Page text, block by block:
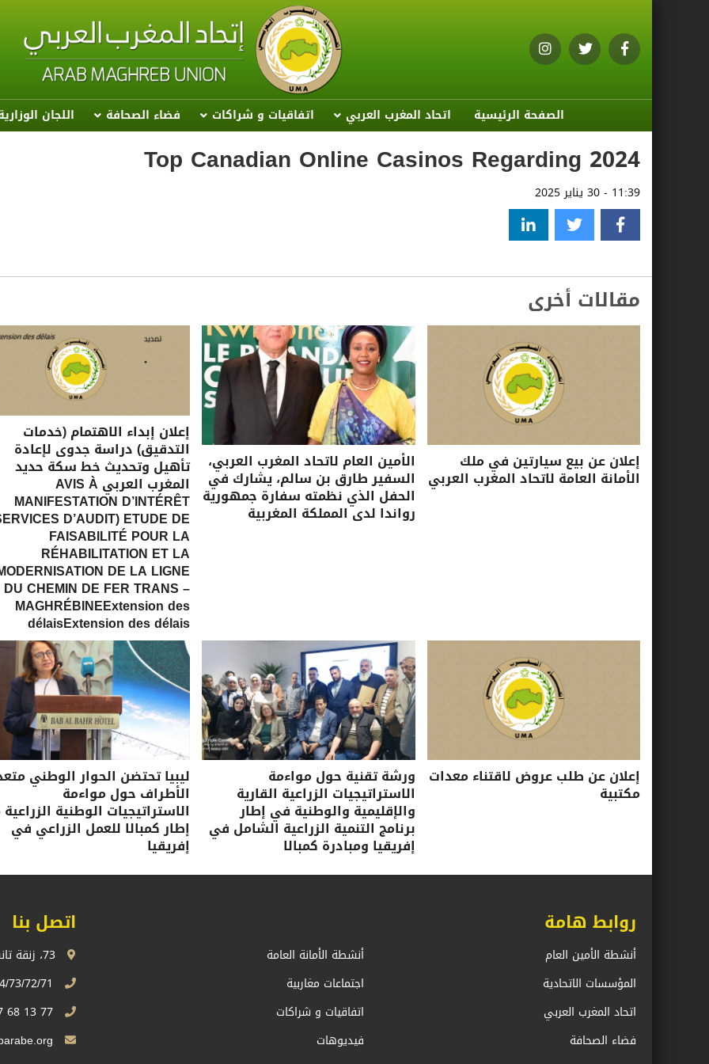
الصفحة الرئيسية اتحاد المغرب العربي اتفاقيات و شراكات فضاء الصحافة اللجان
Top Canadian Online Casinos Regarding 2024
11:39 - 30 يناير 2025
مقالات أخرى
إعلان عن بيع سيارتين في ملك
الأمانة العامة لاتحاد المغرب العربي
الأمين العام لاتحاد المغرب العربي،
السفير طارق بن سالم، يشارك في
الحفل الذي نظمته سفارة جمهورية
رواندا لدى المملكة المغربية
إعلان إبداء الاهتمام (خدمات
التدقيق) دراسة جدوى لإعادة
تأهيل وتحديث خط سكة حديد
المغرب العربي AVIS À
MANIFESTATION D’INTÉRÊT
D’AUDIT) ETUDE DE
FAISABILITÉ POUR LA
RÉHABILITATION ET LA
DE LA LIGNE
DU CHEMIN DE FER TRANS –
MAGHRÉBINEExtension des
délaisExtension des délais
إعلان عن طلب عروض لاقتناء معدات
مكتبية
ورشة تقنية حول مواءمة
الاستراتيجيات الزراعية القارية
والإقليمية والوطنية في إطار
برنامج التنمية الزراعية الشامل في
إفريقيا ومبادرة كمبالا
ليبيا تحتضن الحوار الوطني
الأطراف حول مواءمة
الاستراتيجيات الوطنية
إطار كمبالا للعمل الزراعي في
إفريقيا
روابط هامة
أنشطة الأمين العام
أنشطة الأمانة العامة
المؤسسات الاتحادية
اجتماعات مغاربية
اتحاد المغرب العربي
اتفاقيات و شراكات
فضاء الصحافة
فيديوهات
اتصل بنا